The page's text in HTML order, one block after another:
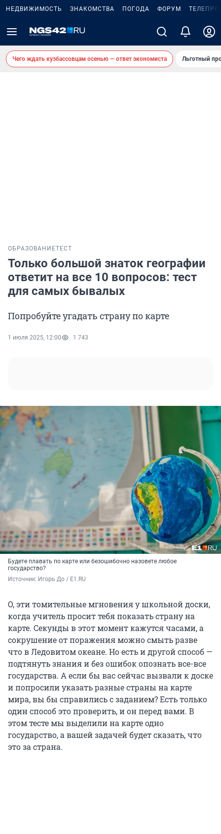
НЕДВИЖИМОСТЬ ЗНАКОМСТВА ПОГОДА ФОРУМ
Чего ждать кузбассовцам осенью — ответ экономиста Льготный
ОБРАЗОВАНИЕТЕСТ
Только большой знаток географии
ответит на все 10 вопросов: тест
для самых бывалых
Попробуйте угадать страну по карте
1 июля 2025, 12:00 1 743
Будете плавать по карте или безошибочно назовете любое
государство?
Источник: Игорь До / E1.RU
О, эти томительные мгновения у школьной доски,
когда учитель просит тебя показать страну на
карте. Секунды в этот момент кажутся часами, а
сокрушение от поражения можно смыть разве
что в Ледовитом океане. Но есть и другой способ —
подтянуть знания и без ошибок опознать все-все
государства. А если бы вас сейчас вызвали к доске
и попросили указать разные страны на карте
мира, вы бы справились с заданием? Есть только
один способ это проверить, и он перед вами. В
этом тесте мы выделили на карте одно
государство, а вашей задачей будет сказать, что
это за страна.